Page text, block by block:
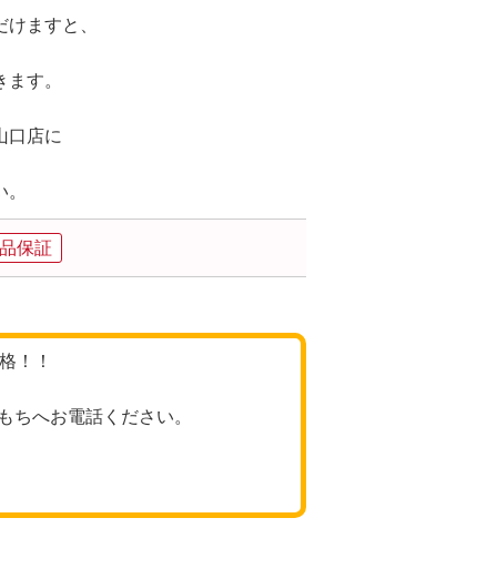
ますと、
す。
口店に
保証
！！
ちへお電話ください。